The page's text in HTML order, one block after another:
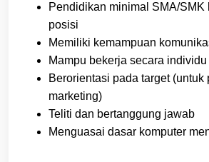
Pendidikan minimal SMA/SMK
posisi
Memiliki kemampuan
Mampu bekerja secara
Berorientasi pada target (untuk
marketing)
Teliti dan bertanggung jawab
Menguasai dasar komputer